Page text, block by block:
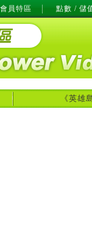
會員特區 點數 / 儲
《英雄